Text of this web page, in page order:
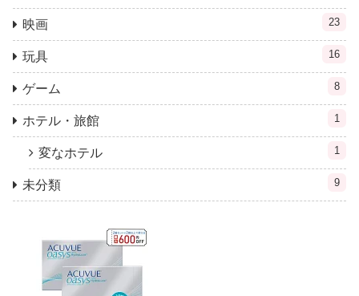
映画 23
玩具 16
ゲーム 8
ホテル・旅館 1
変なホテル 1
未分類 9